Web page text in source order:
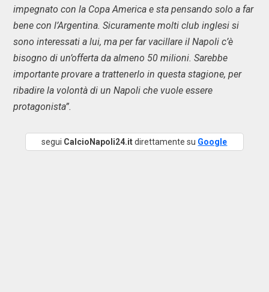
impegnato con la Copa America e sta pensando solo a far
bene con l’Argentina. Sicuramente molti club inglesi si
sono interessati a lui, ma per far vacillare il Napoli c’è
bisogno di un’offerta da almeno 50 milioni. Sarebbe
importante provare a trattenerlo in questa stagione, per
ribadire la volontà di un Napoli che vuole essere
protagonista”.
segui CalcioNapoli24.itdirettamente su Google